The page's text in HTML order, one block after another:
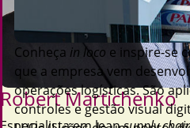
Robert Martichenko
Conheça in loco e inspire-se
que a empresa vem
operações logísticas. São
controles e gestão visual